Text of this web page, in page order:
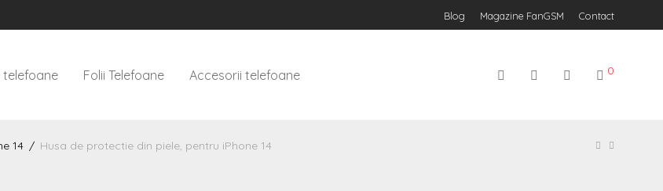
Blog Magazine FanGSM Contact
telefoane Folii Telefoane Accesorii telefoane 0
14 / Husa de protectie din piele, pentru iPhone 14